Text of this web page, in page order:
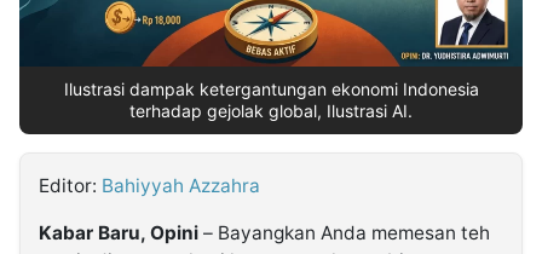
Ilustrasi dampak ketergantungan ekonomi Indonesia
terhadap gejolak global, Ilustrasi AI.
Editor: Bahiyyah Azzahra
Kabar Baru, Opini – Bayangkan Anda memesan teh